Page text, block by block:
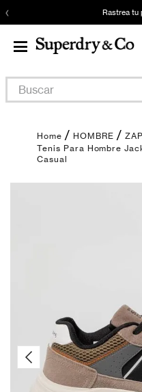
‹ Rastrea tu
Buscar
HOMBRE
Tenis Para Hombre
Casual